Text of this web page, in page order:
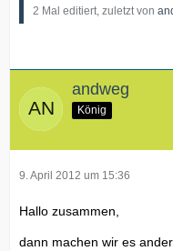
2 Mal editiert, zuletzt von
andweg
König
9. April 2012 um 15:36
Hallo zusammen,
dann machen wir es